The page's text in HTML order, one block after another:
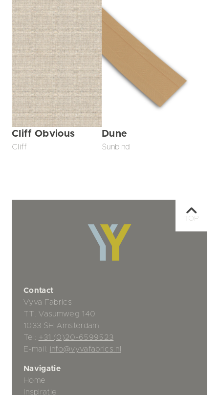
Cliff Obvious
Cliff
Dune
Sunbind
Contact
Vyva Fabrics
TT. Vasumweg 140
1033 SH Amsterdam
Tel: +31 (0)20-6599523
E-mail: info@vyvafabrics.nl
Navigatie
Home
Inspiratie
TOP